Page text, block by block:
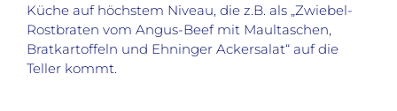
Küche auf höchstem Niveau, die z.B. als „Zwiebel-
Rostbraten vom Angus-Beef mit Maultaschen,
Bratkartoffeln und Ehninger Ackersalat“ auf die
Teller kommt.